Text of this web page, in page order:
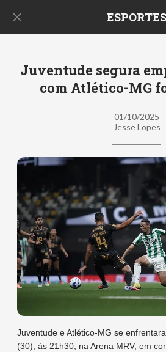
ESPORTES
Juventude segura
com Atlético-MG
01/10/2025
Jesse Lopes
Juventude e Atlético-MG se
(30), às 21h30, na Arena MRV, em